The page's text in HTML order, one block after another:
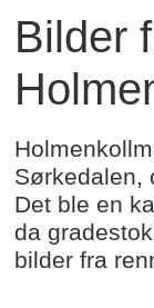
Bilder
Sørkedalen,
Det ble en
da
bilder fra